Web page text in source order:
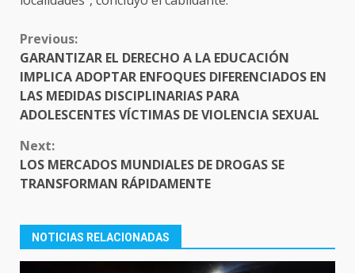
CONTINUE
READING
Previous:
GARANTIZAR EL DERECHO A LA EDUCACIÓN
IMPLICA ADOPTAR ENFOQUES DIFERENCIADOS EN
LAS MEDIDAS DISCIPLINARIAS PARA
ADOLESCENTES VÍCTIMAS DE VIOLENCIA SEXUAL
Next:
LOS MERCADOS MUNDIALES DE DROGAS SE
TRANSFORMAN RÁPIDAMENTE
NOTICIAS RELACIONADAS